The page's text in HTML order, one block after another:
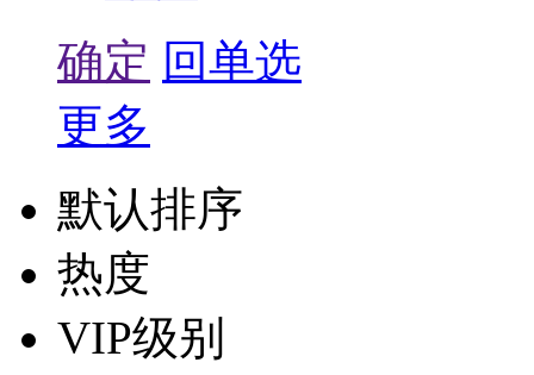
确定 回单选
更多
默认排序
热度
VIP级别